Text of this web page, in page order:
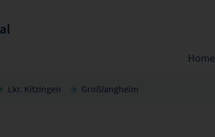
Home
Lkr. Kitzingen Großlangheim